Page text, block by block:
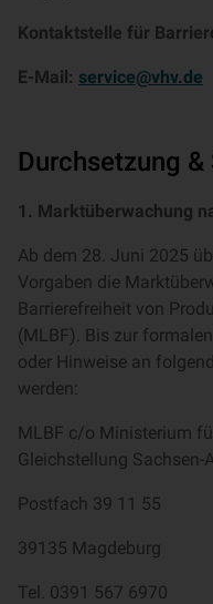
Kontaktstelle für
E-Mail: service@vhv.de
Durchsetzung
1. Marktüberwachung
Ab dem 28. Juni 2025
Vorgaben die
Barrierefreiheit von
(MLBF). Bis zur
oder Hinweise an
werden:
MLBF c/o Ministerium
Gleichstellung Sachsen-
Postfach 39 11 55
39135 Magdeburg
Tel. 0391 567 6970